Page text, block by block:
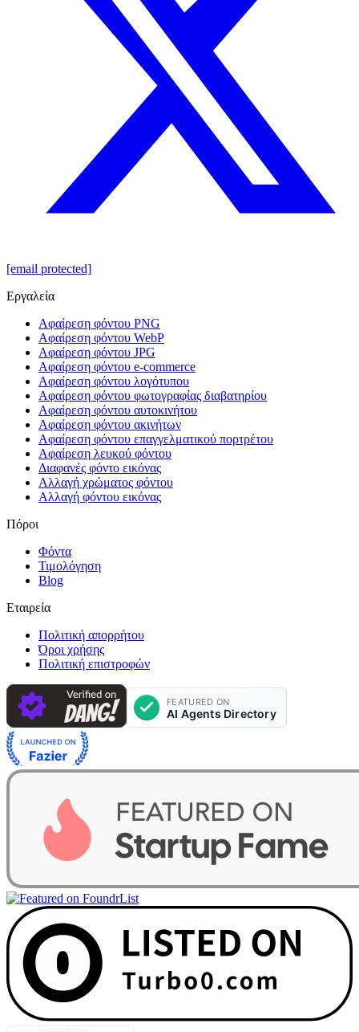
[email protected]
Εργαλεία
Αφαίρεση φόντου PNG
Αφαίρεση φόντου WebP
Αφαίρεση φόντου JPG
Αφαίρεση φόντου e-commerce
Αφαίρεση φόντου λογότυπου
Αφαίρεση φόντου φωτογραφίας διαβατηρίου
Αφαίρεση φόντου αυτοκινήτου
Αφαίρεση φόντου ακινήτων
Αφαίρεση φόντου επαγγελματικού πορτρέτου
Αφαίρεση λευκού φόντου
Διαφανές φόντο εικόνας
Αλλαγή χρώματος φόντου
Αλλαγή φόντου εικόνας
Πόροι
Φόντα
Τιμολόγηση
Blog
Εταιρεία
Πολιτική απορρήτου
Όροι χρήσης
Πολιτική επιστροφών